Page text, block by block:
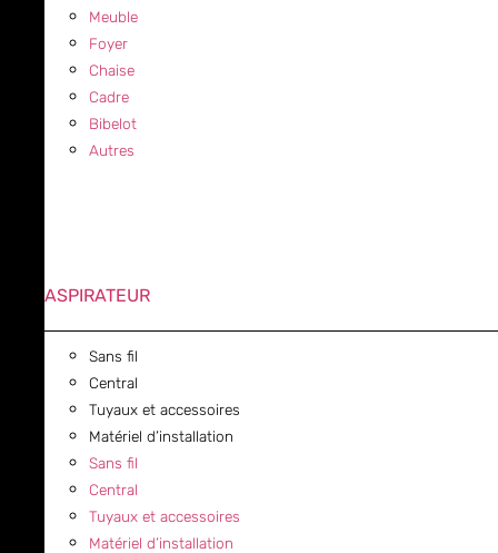
Meuble
Foyer
Chaise
Cadre
Bibelot
Autres
ASPIRATEUR
Sans fil
Central
Tuyaux et accessoires
Matériel d’installation
Sans fil
Central
Tuyaux et accessoires
Matériel d’installation